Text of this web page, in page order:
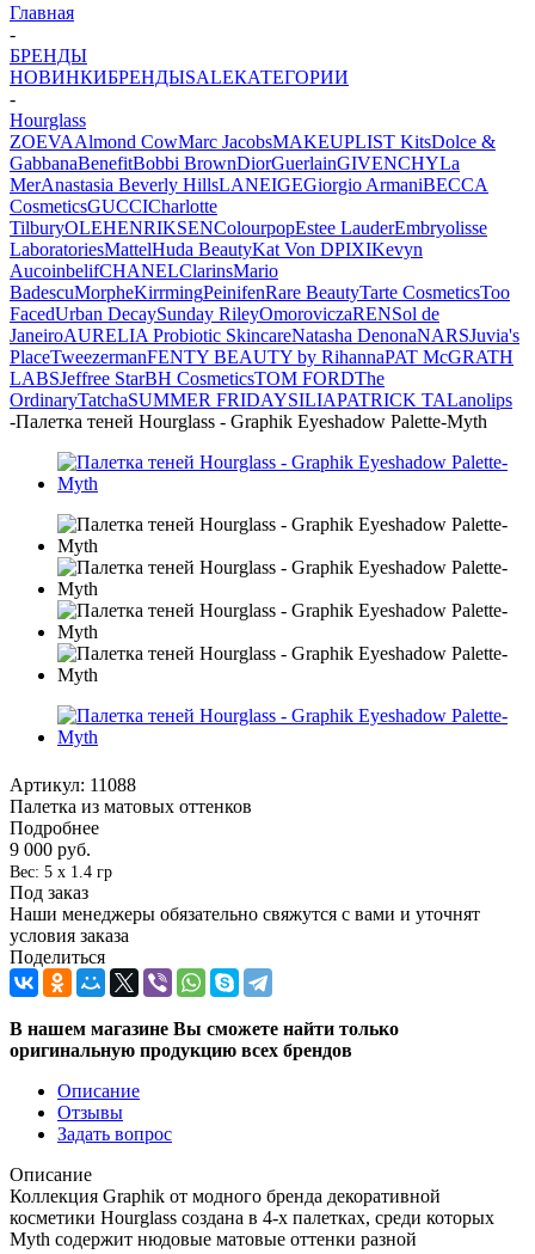
Главная
-
БРЕНДЫ
НОВИНКИБРЕНДЫSALEКАТЕГОРИИ
-
Hourglass
ZOEVAAlmond CowMarc JacobsMAKEUPLIST KitsDolce &
GabbanaBenefitBobbi BrownDiorGuerlainGIVENCHYLa
MerAnastasia Beverly HillsLANEIGEGiorgio ArmaniBECCA
CosmeticsGUCCICharlotte
TilburyOLEHENRIKSENColourpopEstee LauderEmbryolisse
LaboratoriesMattelHuda BeautyKat Von DPIXIKevyn
AucoinbelifCHANELClarinsMario
BadescuMorpheKirrmingPeinifenRare BeautyTarte CosmeticsToo
FacedUrban DecaySunday RileyOmoroviczaRENSol de
JaneiroAURELIA Probiotic SkincareNatasha DenonaNARSJuvia's
PlaceTweezermanFENTY BEAUTY by RihannaPAT McGRATH
LABSJeffree StarBH CosmeticsTOM FORDThe
OrdinaryTatchaSUMMER FRIDAYSILIAPATRICK TALanolips
-Палетка теней Hourglass - Graphik Eyeshadow Palette-Myth
Артикул: 11088
Палетка из матовых оттенков
Подробнее
9 000 руб.
Вес: 5 x 1.4 гр
Под заказ
Наши менеджеры обязательно свяжутся с вами и уточнят
условия заказа
Поделиться
В нашем магазине Вы сможете найти только
оригинальную продукцию всех брендов
Описание
Отзывы
Задать вопрос
Описание
Коллекция Graphik от модного бренда декоративной
косметики Hourglass создана в 4-х палетках, среди которых
Myth содержит нюдовые матовые оттенки разной